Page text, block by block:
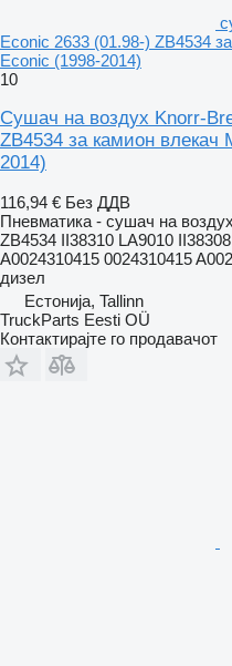
Econic 2633 (01.98-) ZB4534
Econic (1998-2014)
10
Сушач на воздух Knorr-
ZB4534 за камион влекач
2014)
116,94 € Без ДДВ
Пневматика - сушач на воздух
ZB4534 II38310 LA9010
A0024310415 0024310415
дизел
Естонија, Tallinn
TruckParts Eesti OÜ
Контактирајте го продавачот